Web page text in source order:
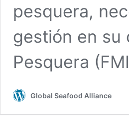
pesquera,
gestión en su
Pesquera
Global Seafood Alliance